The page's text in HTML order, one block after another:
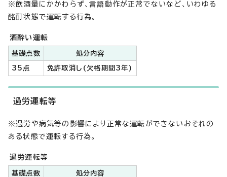
※飲酒量にかかわらず、言語動作が正常でないなど、いわゆる
酩酊状態で運転する行為。
酒酔い運転
基礎点数 処分内容
35点 免許取消し(欠格期間3年)
過労運転等
※過労や病気等の影響により正常な運転ができないおそれの
ある状態で運転する行為。
過労運転等
基礎点数 処分内容